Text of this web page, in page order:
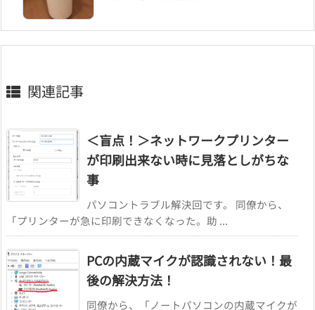
関連記事
＜盲点！＞ネットワークプリンター
が印刷出来ない時に見落としがちな
事
パソコントラブル解決回です。 同僚から、
「プリンターが急に印刷できなくなった。助 ...
PCの内蔵マイクが認識されない！最
後の解決方法！
同僚から、「ノートパソコンの内蔵マイクが